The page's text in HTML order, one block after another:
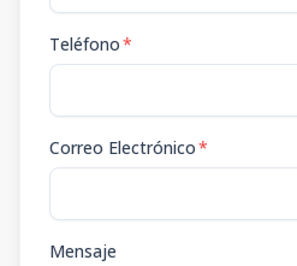
Teléfono*
Correo Electrónico*
Mensaje